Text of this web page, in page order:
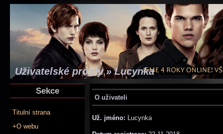
Uživatelské profily » Lucynka
Sekce
Titulní strana
+O webu
O uživateli
Už. jméno: Lucynka